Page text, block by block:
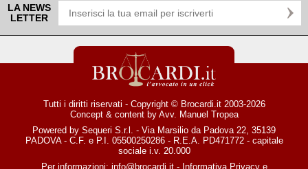
LA NEWS
LETTER
Tutti i diritti riservati - Copyright © Brocardi.it 2003-2026
Concept & content by Avv. Manuel Tropea
Powered by Sequeri S.r.l. - Via Marsilio da Padova 22, 35139
PADOVA - C.F. e P.I. 05500250286 - R.E.A. PD471772 - capitale
sociale i.v. 20.000
Per informazioni: info@brocardi.it- Informativa Privacye